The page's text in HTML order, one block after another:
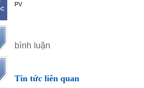
PV
bình luận
Tin tức liên quan